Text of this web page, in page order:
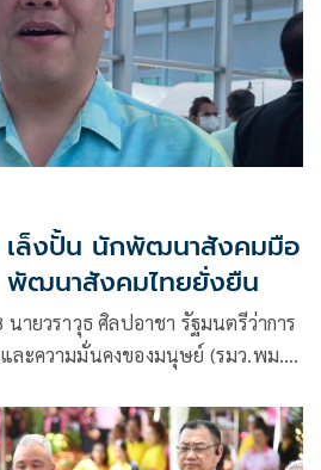
เล็งปั้น นักพัฒนาสังคมมือ
พัฒนาสังคมไทยยั่งยืน
ายวราวุธ ศิลปอาชา รัฐมนตรีว่าการ
ละความมั่นคงของมนุษย์ (รมว.พม.)
ญ (Flagship Project) ที่ 8 พัฒนา
ซึ่งเป็น 1 ใน 9 พันธกิจสำคัญของ